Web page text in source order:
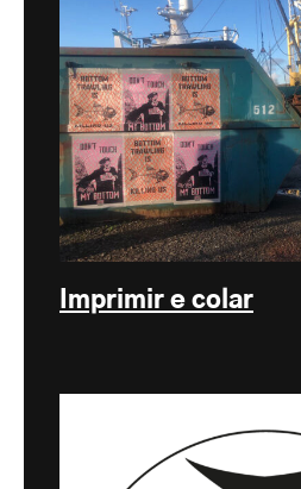
Imprimir e colar